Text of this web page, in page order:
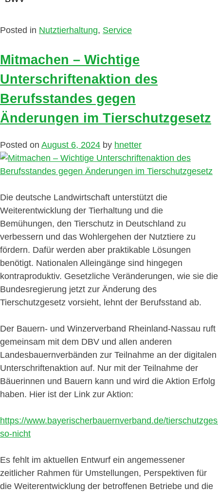
Posted in Nutztierhaltung, Service
Mitmachen – Wichtige
Unterschriftenaktion des
Berufsstandes gegen
Änderungen im Tierschutzgesetz
Posted on August 6, 2024 by hnetter
Die deutsche Landwirtschaft unterstützt die
Weiterentwicklung der Tierhaltung und die
Bemühungen, den Tierschutz in Deutschland zu
verbessern und das Wohlergehen der Nutztiere zu
fördern. Dafür werden aber praktikable Lösungen
benötigt. Nationalen Alleingänge sind hingegen
kontraproduktiv. Gesetzliche Veränderungen, wie sie die
Bundesregierung jetzt zur Änderung des
Tierschutzgesetz vorsieht, lehnt der Berufsstand ab.
Der Bauern- und Winzerverband Rheinland-Nassau ruft
gemeinsam mit dem DBV und allen anderen
Landesbauernverbänden zur Teilnahme an der digitalen
Unterschriftenaktion auf. Nur mit der Teilnahme der
Bäuerinnen und Bauern kann und wird die Aktion Erfolg
haben. Hier ist der Link zur Aktion:
https://www.bayerischerbauernverband.de/
so-nicht
Es fehlt im aktuellen Entwurf ein angemessener
zeitlicher Rahmen für Umstellungen, Perspektiven für
die Weiterentwicklung der betroffenen Betriebe und die